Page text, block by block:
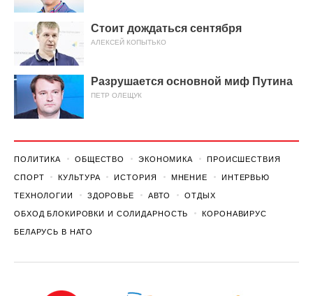
Стоит дождаться сентября
АЛЕКСЕЙ КОПЫТЬКО
Разрушается основной миф Путина
ПЕТР ОЛЕЩУК
ПОЛИТИКА ОБЩЕСТВО ЭКОНОМИКА ПРОИСШЕСТВИЯ
СПОРТ КУЛЬТУРА ИСТОРИЯ МНЕНИЕ ИНТЕРВЬЮ
ТЕХНОЛОГИИ ЗДОРОВЬЕ АВТО ОТДЫХ
ОБХОД БЛОКИРОВКИ И СОЛИДАРНОСТЬ КОРОНАВИРУС
БЕЛАРУСЬ В НАТО